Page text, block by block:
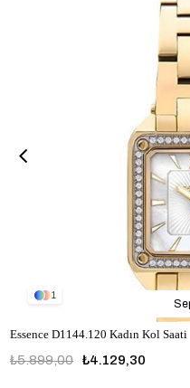
1
Essence D1144.120 Kadın Kol Saati
₺4.129,30
₺5.899,00